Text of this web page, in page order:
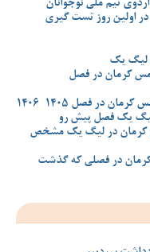
تیم ملی نوجوانان
اولین روز تست گیری
لیگ یک
مس کرمان در فصل
در فصل 1405-1406
لیگ یک فصل پیش رو
کرمان در لیگ یک مشخص
کرمان در فصلی که گذشت